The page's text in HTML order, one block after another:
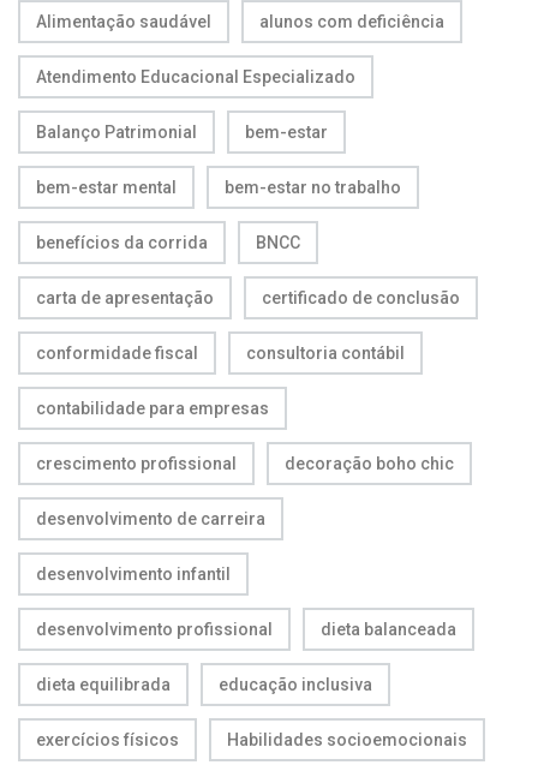
Alimentação saudável alunos com deficiência
Atendimento Educacional Especializado
Balanço Patrimonial bem-estar
bem-estar mental bem-estar no trabalho
benefícios da corrida BNCC
carta de apresentação certificado de conclusão
conformidade fiscal consultoria contábil
contabilidade para empresas
crescimento profissional decoração boho chic
desenvolvimento de carreira
desenvolvimento infantil
desenvolvimento profissional dieta balanceada
dieta equilibrada educação inclusiva
exercícios físicos Habilidades socioemocionais